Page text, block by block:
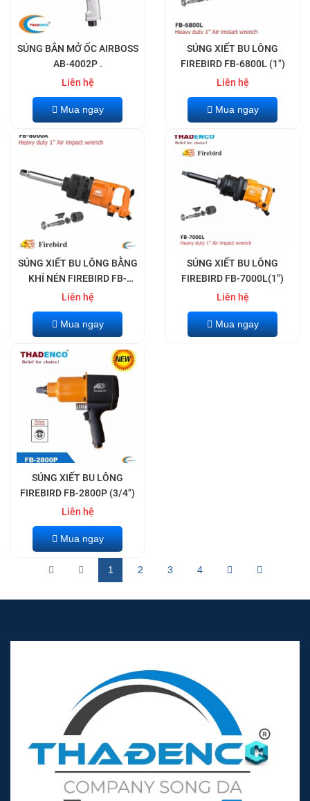
SÚNG BẮN MỞ ỐC AIRBOSS
AB-4002P .
Liên hệ
Mua ngay
SÚNG XIẾT BU LÔNG
FIREBIRD FB-6800L (1")
Liên hệ
Mua ngay
SÚNG XIẾT BU LÔNG BẰNG
KHÍ NÉN FIREBIRD FB-
8000A
Liên hệ
Mua ngay
SÚNG XIẾT BU LÔNG
FIREBIRD FB-7000L(1")
Liên hệ
Mua ngay
SÚNG XIẾT BU LÔNG
FIREBIRD FB-2800P (3/4")
Liên hệ
Mua ngay
1 2 3 4